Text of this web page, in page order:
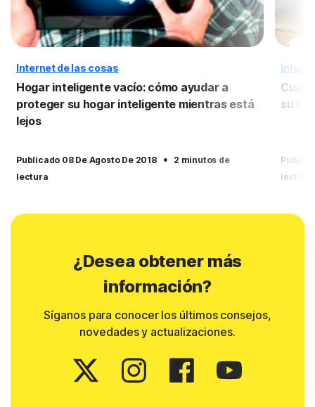
Internet de las cosas
Hogar inteligente vacío: cómo ayudar a
proteger su hogar inteligente mientras está
lejos
Publicado 08 De Agosto De 2018 ·
2 minutos de
lectura
su
lectura
¿Desea obtener más
información?
Síganos para conocer los últimos consejos,
novedades y actualizaciones.